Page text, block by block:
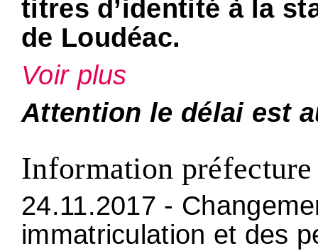
titres d’identité à la
de Loudéac.
Voir plus
Attention le délai est
Information préfecture
24.11.2017 -
immatriculation et des